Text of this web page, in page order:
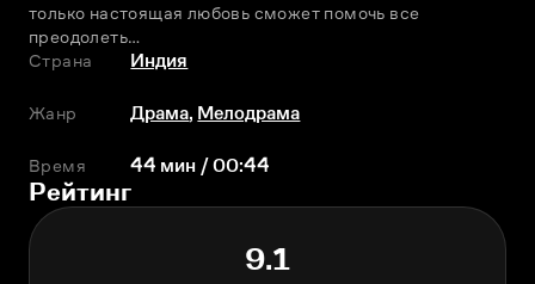
только настоящая любовь сможет помочь все
преодолеть…
Страна
Индия
Жанр Драма, Мелодрама
Время 44 мин / 00:44
Рейтинг
9.1